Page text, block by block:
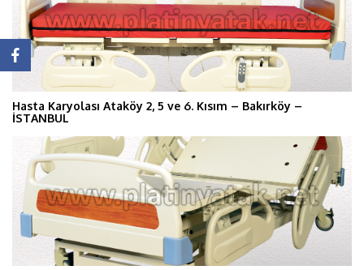
Hasta Karyolası Ataköy 2, 5 ve 6. Kısım – Bakırköy –
İSTANBUL